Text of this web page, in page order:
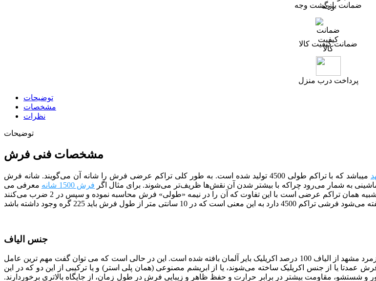
ضمانت بازگشت وجه
ضمانت کیفیت کالا
پرداخت درب منزل
توضیحات
مشخصات
نظرات
توضیحات
مشخصات فنی فرش
می­باشد که با تراکم طولی 4500 تولید شده است. به طور کلی تراکم عرضی فرش را شانه آن می‌گویند. شانه فرش
به شمار می‌رود چراکه با بیشتر شدن آن نقش‌ها ظریف‌تر می‌شوند. برای مثال اگر فرش 1500 شانه
معرفی می
شود در 10 سانتی متر از «عرض» فرش باید 150 گره وجود داشته باشد. تراکم طولی نیز شبیه همان تراکم عرضی است با این تفاوت که آن را در نیمه «طولی» فرش محاسبه نموده و سپس در 2 ضرب می‌کنند
جنس الیاف
گل برجسته نیز همچون دیگر فرش‌های تولید شده در شرکت فرش زمرد مشهد از الیاف 100 درصد اکریلیک بایر آلمان بافته شده است. این در حالی است که می توان گفت مهم ترین عامل
عمدتا یا از جنس اکریلیک ساخته می‌شوند، یا از ابریشم مصنوعی (همان پلی استر) و یا ترکیبی از این دو که در این
و شستشو، مقاومت بیشتر در برابر حرارت و حفظ ظاهر و زیبایی فرش در طول زمان، از جایگاه بالاتری برخوردارند.